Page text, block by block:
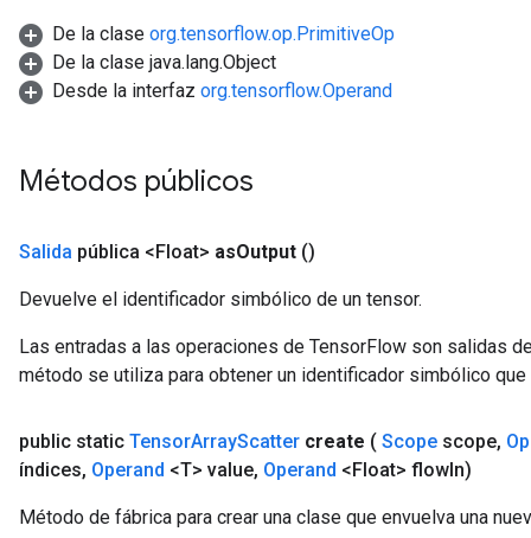
De la clase org.tensorflow.op.PrimitiveOp
De la clase java.lang.Object
Desde la interfaz org.tensorflow.Operand
Métodos públicos
Salida pública <Float> asOutput ()
Devuelve el identificador simbólico de un tensor.
Las entradas a las operaciones de TensorFlow son salidas
método se utiliza para obtener un identificador simbólico
public static TensorArrayScatter create ( Scope scope,
índices, Operand <T> value, Operand <Float> flowIn)
Método de fábrica para crear una clase que envuelva una